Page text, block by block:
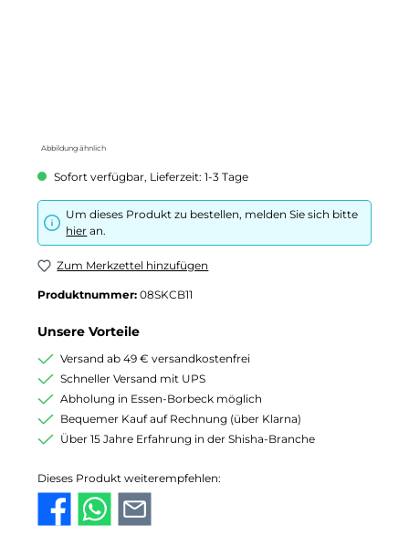
Abbildung ähnlich
Sofort verfügbar, Lieferzeit: 1-3 Tage
Um dieses Produkt zu bestellen, melden Sie sich bitte
hier an.
Zum Merkzettel hinzufügen
Produktnummer: 08SKCB11
Unsere Vorteile
Versand ab 49 € versandkostenfrei
Schneller Versand mit UPS
Abholung in Essen-Borbeck möglich
Bequemer Kauf auf Rechnung (über Klarna)
Über 15 Jahre Erfahrung in der Shisha-Branche
Dieses Produkt weiterempfehlen: